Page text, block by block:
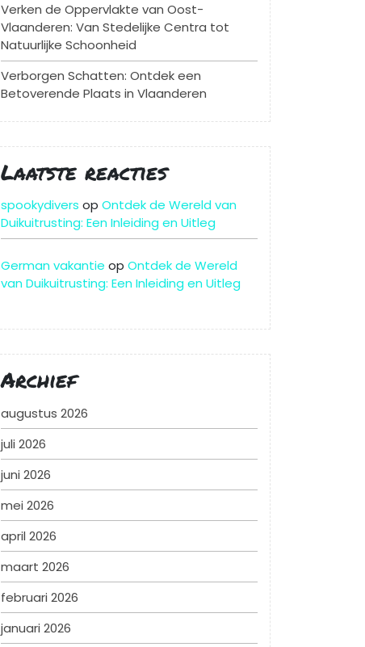
Verken de Oppervlakte van Oost-
Vlaanderen: Van Stedelijke Centra tot
Natuurlijke Schoonheid
Verborgen Schatten: Ontdek een
Betoverende Plaats in Vlaanderen
Laatste reacties
spookydivers op Ontdek de Wereld van
Duikuitrusting: Een Inleiding en Uitleg
German vakantie op Ontdek de Wereld
van Duikuitrusting: Een Inleiding en Uitleg
Archief
augustus 2026
juli 2026
juni 2026
mei 2026
april 2026
maart 2026
februari 2026
januari 2026